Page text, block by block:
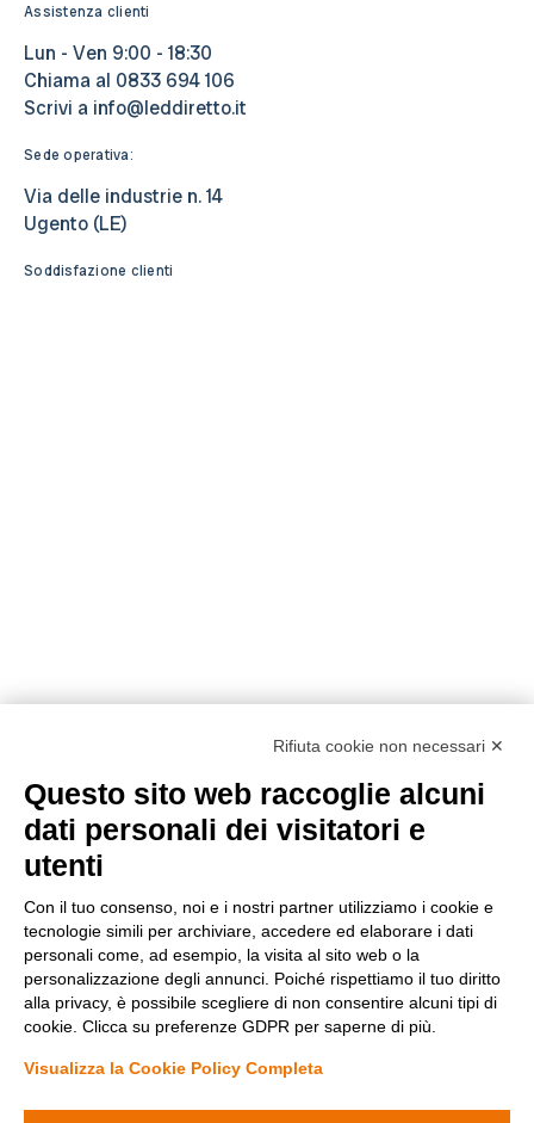
Assistenza clienti
Lun - Ven 9:00 - 18:30
Chiama al 0833 694 106
Scrivi a info@leddiretto.it
Sede operativa:
Via delle industrie n. 14
Ugento (LE)
Soddisfazione clienti
Metodi di pagamento
Condizioni di vendita
Privacy Policy
Modifica preferenze Cookie
Rifiuta cookie non necessari ✕
Questo sito web raccoglie alcuni
dati personali dei visitatori e
utenti
Con il tuo consenso, noi e i nostri partner utilizziamo i cookie e
tecnologie simili per archiviare, accedere ed elaborare i dati
personali come, ad esempio, la visita al sito web o la
personalizzazione degli annunci. Poiché rispettiamo il tuo diritto
alla privacy, è possibile scegliere di non consentire alcuni tipi di
cookie. Clicca su preferenze GDPR per saperne di più.
Visualizza la Cookie Policy Completa